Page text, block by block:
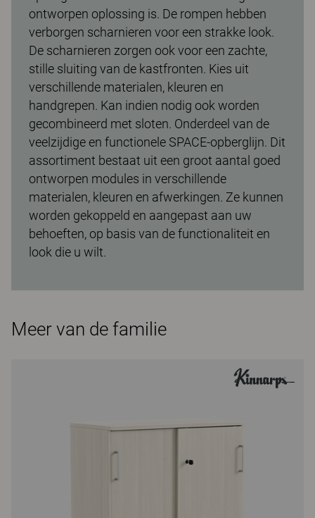
ontworpen oplossing is. De rompen hebben
verborgen scharnieren voor een strakke look.
De scharnieren zorgen ook voor een zachte,
stille sluiting van de kastfronten. Kies uit
verschillende materialen, kleuren en
handgrepen. Kan indien nodig ook worden
gecombineerd met sloten. Onderdeel van de
veelzijdige en functionele SPACE-opberglijn. Dit
assortiment bestaat uit een groot aantal goed
ontworpen modules in verschillende
materialen, kleuren en afwerkingen. Ze kunnen
worden gekoppeld en aangepast aan uw
behoeften, op basis van de functionaliteit en
look die u wilt.
Meer van de familie